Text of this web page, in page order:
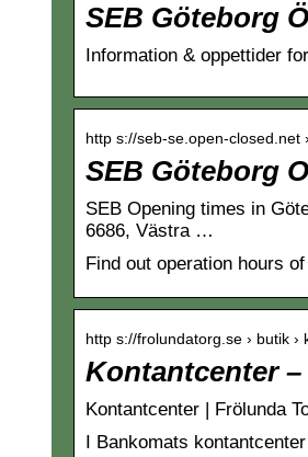
SEB Göteborg
Information & oppettider
http s://seb-se.open-closed.net
SEB Göteborg
SEB Opening times in
6686, Västra …
Find out operation hours
http s://frolundatorg.se › butik ›
Kontantcenter
Kontantcenter | Frölunda
I Bankomats